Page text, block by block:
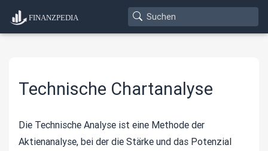
Technische Chartanalyse
Die Technische Analyse ist eine Methode der
Aktienanalyse, bei der die Stärke und das Potenzial